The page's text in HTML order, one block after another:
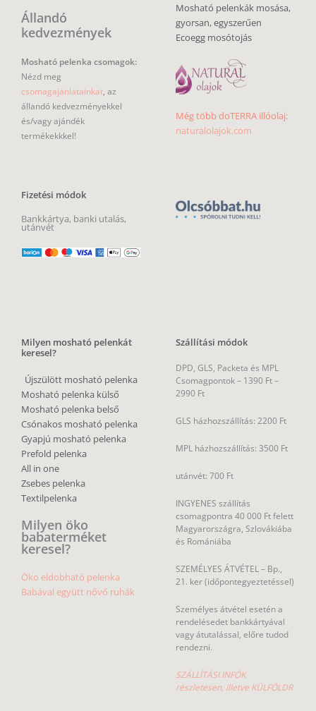
Állandó
kedvezmények
Mosható pelenka csomagok:
Nézd meg
csomagajánlatainkat, az
állandó kedvezményekkel
és/vagy ajándék
termékekkkel!
Fizetési módok
Bankkártya, banki utalás,
utánvét
Mosható pelenkák mosása,
gyorsan, egyszerűen
Ecoegg mosótojás
Még több doTERRA illóolaj:
naturalolajok.com
Milyen mosható pelenkát
keresel?
Újszülött mosható pelenka
Mosható pelenka külső
Mosható pelenka belső
Csónakos mosható pelenka
Gyapjú mosható pelenka
Prefold pelenka
All in one
Zsebes pelenka
Textilpelenka
Milyen öko
babaterméket
keresel?
Öko eldobható pelenka
Babával együtt nővő ruhák
Szállítási módok
DPD, GLS, Packeta és MPL
Csomagpontok – 1390 Ft –
2990 Ft
GLS házhozszállítás: 2200 Ft
MPL házhozszállítás: 3500 Ft
utánvét: 700 Ft
INGYENES szállítás
csomagpontra 40 000 Ft felett
Magyarországra, Szlovákiába
és Romániába
SZEMÉLYES ÁTVÉTEL – Bp.,
21. ker (időpontegyeztetéssel)
Személyes átvétel esetén a
rendelésedet bankkártyával
vagy átutalással, előre tudod
rendezni.
SZÁLLÍTÁSI INFÓK
részletesen, illetve KÜLFÖLDR